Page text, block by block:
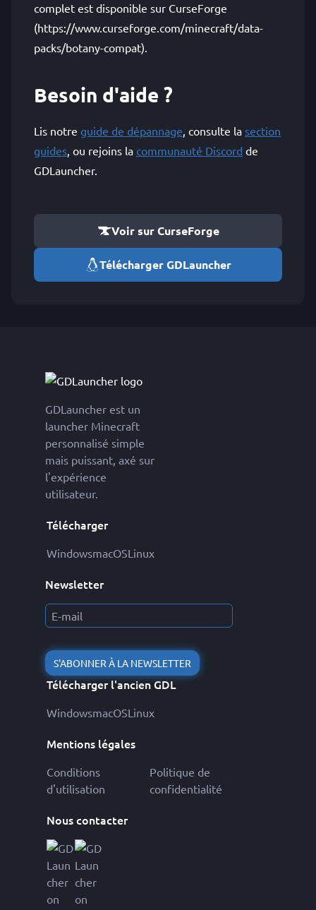
complet est disponible sur CurseForge
(https://www.curseforge.com/minecraft/data-
packs/botany-compat).
Besoin d'aide ?
Lis notre guide de dépannage, consulte la section
guides, ou rejoins la communauté Discord de
GDLauncher.
Voir sur CurseForge
Télécharger GDLauncher
GDLauncher est un
launcher Minecraft
personnalisé simple
mais puissant, axé sur
l'expérience
utilisateur.
Télécharger
WindowsmacOSLinux
Newsletter
S'ABONNER À LA NEWSLETTER
Télécharger l'ancien GDL
WindowsmacOSLinux
Mentions légales
Conditions
d'utilisation
Politique de
confidentialité
Nous contacter